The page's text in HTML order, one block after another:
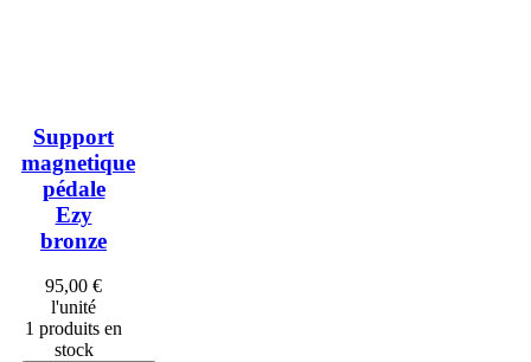
Support
magnetique
pédale
Ezy
bronze
95,00 €
l'unité
1 produits en
stock